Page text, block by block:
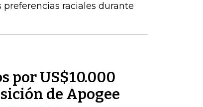
raciales durante
por US$10.000
de Apogee